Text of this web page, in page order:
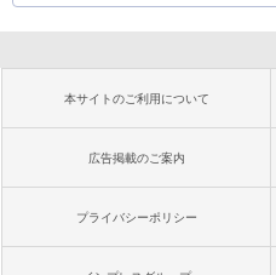
本サイトのご利用について
広告掲載のご案内
プライバシーポリシー